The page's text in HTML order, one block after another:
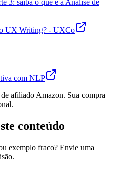
3: saiba o que e a Analise de
UX Writing? - UXCo
com NLP
afiliado Amazon. Sua compra
conteúdo
exemplo fraco? Envie uma